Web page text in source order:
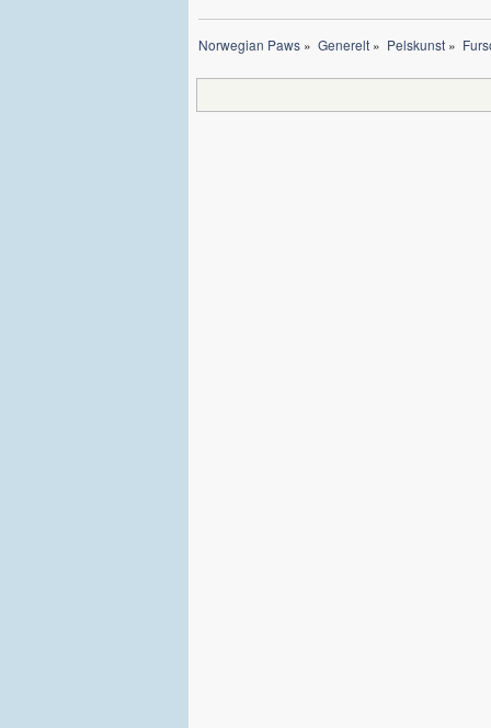
Norwegian Paws » Generelt» Pelskunst»